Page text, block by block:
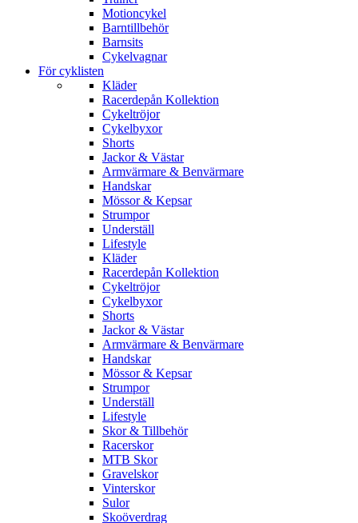
Motioncykel
Barntillbehör
Barnsits
Cykelvagnar
För cyklisten
Kläder
Racerdepån Kollektion
Cykeltröjor
Cykelbyxor
Shorts
Jackor & Västar
Armvärmare & Benvärmare
Handskar
Mössor & Kepsar
Strumpor
Underställ
Lifestyle
Kläder
Racerdepån Kollektion
Cykeltröjor
Cykelbyxor
Shorts
Jackor & Västar
Armvärmare & Benvärmare
Handskar
Mössor & Kepsar
Strumpor
Underställ
Lifestyle
Skor & Tillbehör
Racerskor
MTB Skor
Gravelskor
Vinterskor
Sulor
Skoöverdrag